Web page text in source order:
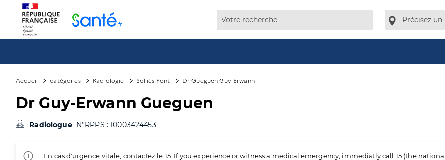
Accueil catégories Radiologie Solliès-Pont Dr Gueguen Guy-Erwann
Dr Guy-Erwann Gueguen
Radiologue N°RPPS : 10003424453
En cas d'urgence vitale, contactez le 15. If you experience or witness a medical emergency, immediatly call 15 (the
Panneau de gestion des cookies